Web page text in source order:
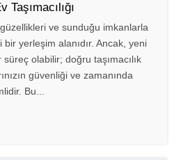
Taşımacılığı
ve sunduğu imkanlarla
yerleşim alanıdır. Ancak, yeni
olabilir; doğru taşımacılık
güvenliği ve zamanında
Bu...